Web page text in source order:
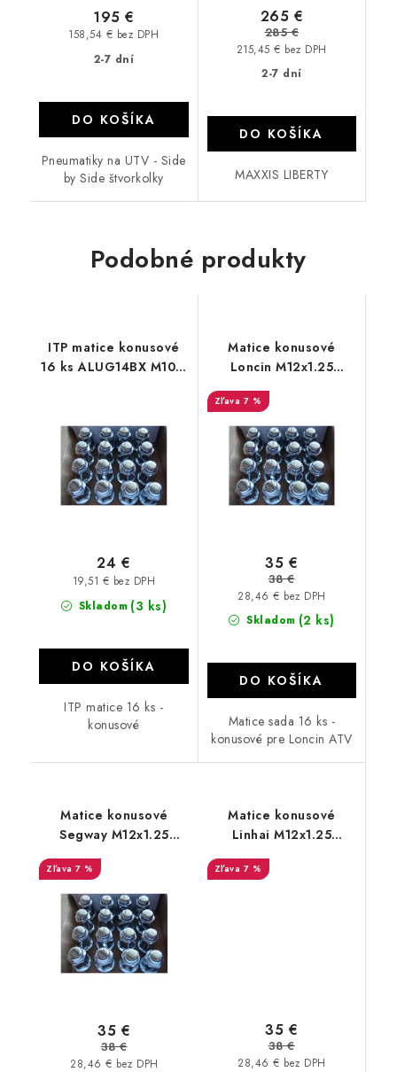
2-7 dní
158,54 € bez DPH
195 €
DO KOŠÍKA
Pneumatiky na UTV - Side
by Side štvorkolky
2-7 dní
215,45 € bez DPH
265 €
285 €
DO KOŠÍKA
MAXXIS LIBERTY
Podobné produkty
ITP matice konusové
16 ks ALUG14BX M10 x
Skladom (3 ks)
19,51 € bez DPH
24 €
DO KOŠÍKA
ITP matice 16 ks -
konusové
Matice konusové
Loncin M12x1.25
ALUG21BX 16 ks
7 %
Skladom (2 ks)
28,46 € bez DPH
35 €
38 €
DO KOŠÍKA
Matice sada 16 ks -
konusové pre Loncin ATV
Matice konusové
Segway M12x1.25
7 %
28,46 € bez DPH
35 €
38 €
Matice konusové
Linhai M12x1.25
7 %
28,46 € bez DPH
35 €
38 €